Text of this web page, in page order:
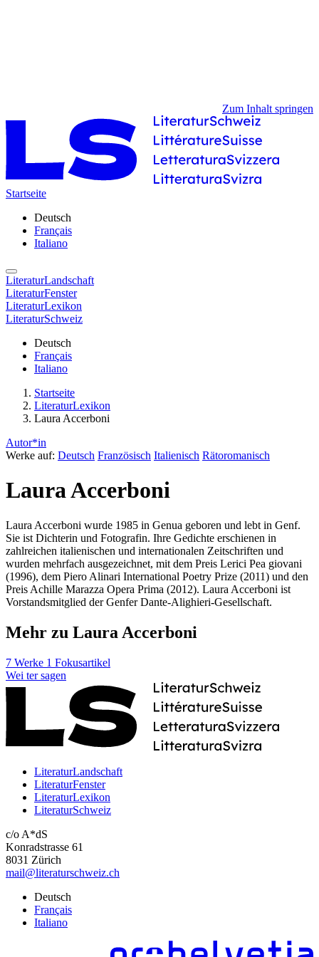
Zum Inhalt springen
Startseite
Deutsch
Français
Italiano
LiteraturLandschaft
LiteraturFenster
LiteraturLexikon
LiteraturSchweiz
Deutsch
Français
Italiano
Startseite
LiteraturLexikon
Laura Accerboni
Autor*in
Werke auf: Deutsch Französisch Italienisch Rätoromanisch
Laura Accerboni
Laura Accerboni wurde 1985 in Genua geboren und lebt in Genf.
Sie ist Dichterin und Fotografin. Ihre Gedichte erschienen in
zahlreichen italienischen und internationalen Zeitschriften und
wurden mehrfach ausgezeichnet, mit dem Preis Lerici Pea giovani
(1996), dem Piero Alinari International Poetry Prize (2011) und den
Preis Achille Marazza Opera Prima (2012). Laura Accerboni ist
Vorstandsmitglied der Genfer Dante-Alighieri-Gesellschaft.
Mehr zu Laura Accerboni
7 Werke 1 Fokusartikel
Wei ter sagen
LiteraturLandschaft
LiteraturFenster
LiteraturLexikon
LiteraturSchweiz
c/o A*dS
Konradstrasse 61
8031 Zürich
mail@literaturschweiz.ch
Deutsch
Français
Italiano